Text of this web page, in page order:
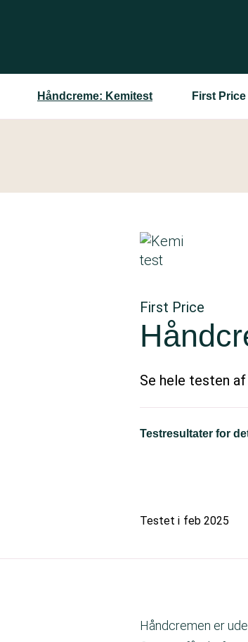
Håndcreme: Kemitest First
First Price
Se hele testen af
Testresultater for
Testet i feb 2025
Håndcremen er